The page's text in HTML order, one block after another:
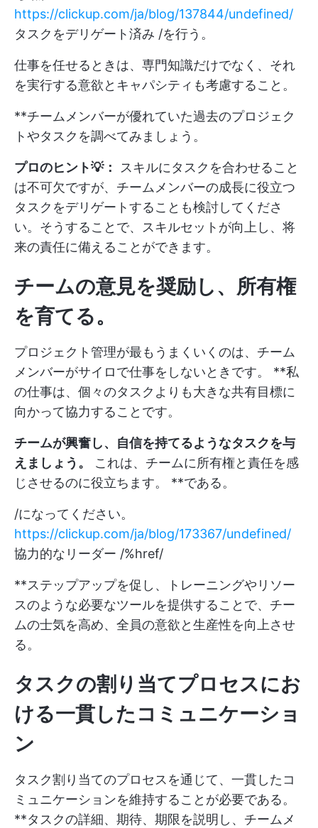
https://clickup.com/ja/blog/137844/undefined/
タスクをデリゲート済み /を行う。
仕事を任せるときは、専門知識だけでなく、それ
を実行する意欲とキャパシティも考慮すること。
**チームメンバーが優れていた過去のプロジェク
トやタスクを調べてみましょう。
プロのヒント💡：
スキルにタスクを合わせること
は不可欠ですが、チームメンバーの成長に役立つ
タスクをデリゲートすることも検討してくださ
い。そうすることで、スキルセットが向上し、将
来の責任に備えることができます。
チームの意見を奨励し、所有権
を育てる。
プロジェクト管理が最もうまくいくのは、チーム
メンバーがサイロで仕事をしないときです。 **私
の仕事は、個々のタスクよりも大きな共有目標に
向かって協力することです。
チームが興奮し、自信を持てるようなタスクを与
えましょう。
これは、チームに所有権と責任を感
じさせるのに役立ちます。 **である。
/になってください。
https://clickup.com/ja/blog/173367/undefined/
協力的なリーダー /%href/
**ステップアップを促し、トレーニングやリソー
スのような必要なツールを提供することで、チー
ムの士気を高め、全員の意欲と生産性を向上させ
る。
タスクの割り当てプロセスにお
ける一貫したコミュニケーショ
ン
タスク割り当てのプロセスを通じて、一貫したコ
ミュニケーションを維持することが必要である。
**タスクの詳細、期待、期限を説明し、チームメ